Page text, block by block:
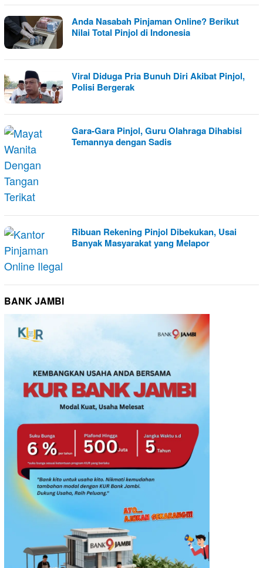
Anda Nasabah Pinjaman Online? Berikut
Nilai Total Pinjol di Indonesia
Viral Diduga Pria Bunuh Diri Akibat Pinjol,
Polisi Bergerak
Gara-Gara Pinjol, Guru Olahraga Dihabisi
Temannya dengan Sadis
Ribuan Rekening Pinjol Dibekukan, Usai
Banyak Masyarakat yang Melapor
BANK JAMBI